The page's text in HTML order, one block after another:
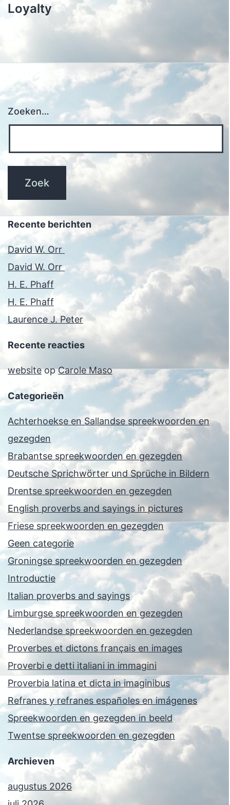
Loyalty
Zoeken…
Recente berichten
David W. Orr
David W. Orr
H. E. Phaff
H. E. Phaff
Laurence J. Peter
Recente reacties
websiteopCarole Maso
Categorieën
Achterhoekse en Sallandse spreekwoorden en
gezegden
Brabantse spreekwoorden en gezegden
Deutsche Sprichwörter und Sprüche in Bildern
Drentse spreekwoorden en gezegden
English proverbs and sayings in pictures
Friese spreekwoorden en gezegden
Geen categorie
Groningse spreekwoorden en gezegden
Introductie
Italian proverbs and sayings
Limburgse spreekwoorden en gezegden
Nederlandse spreekwoorden en gezegden
Proverbes et dictons français en images
Proverbi e detti italiani in immagini
Proverbia latina et dicta in imaginibus
Refranes y refranes españoles en imágenes
Spreekwoorden en gezegden in beeld
Twentse spreekwoorden en gezegden
Archieven
augustus 2026